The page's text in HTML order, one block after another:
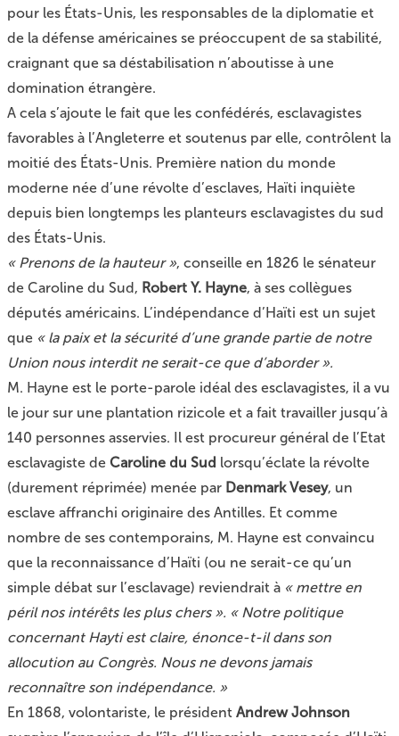
pour les États-Unis, les responsables de la diplomatie et
de la défense américaines se préoccupent de sa stabilité,
craignant que sa déstabilisation n’aboutisse à une
domination étrangère.
A cela s’ajoute le fait que les confédérés, esclavagistes
favorables à l’Angleterre et soutenus par elle, contrôlent la
moitié des États-Unis. Première nation du monde
moderne née d’une révolte d’esclaves, Haïti inquiète
depuis bien longtemps les planteurs esclavagistes du sud
des États-Unis.
« Prenons de la hauteur », conseille en 1826 le sénateur
de Caroline du Sud, Robert Y. Hayne, à ses collègues
députés américains. L’indépendance d’Haïti est un sujet
que « la paix et la sécurité d’une grande partie de notre
Union nous interdit ne serait-ce que d’aborder ».
M. Hayne est le porte-parole idéal des esclavagistes, il a vu
le jour sur une plantation rizicole et a fait travailler jusqu’à
140 personnes asservies. Il est procureur général de l’Etat
esclavagiste de Caroline du Sud lorsqu’éclate la révolte
(durement réprimée) menée par Denmark Vesey, un
esclave affranchi originaire des Antilles. Et comme
nombre de ses contemporains, M. Hayne est convaincu
que la reconnaissance d’Haïti (ou ne serait-ce qu’un
simple débat sur l’esclavage) reviendrait à « mettre en
péril nos intérêts les plus chers ». « Notre politique
concernant Hayti est claire, énonce-t-il dans son
allocution au Congrès. Nous ne devons jamais
reconnaître son indépendance. »
En 1868, volontariste, le président Andrew Johnson